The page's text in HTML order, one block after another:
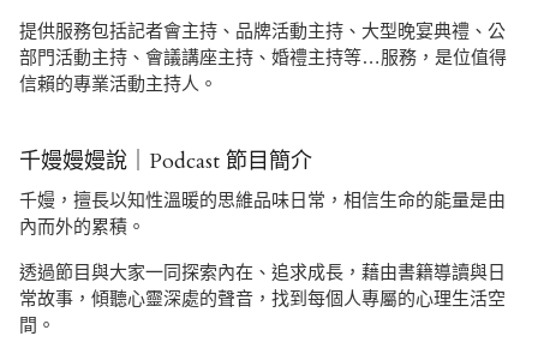
提供服務包括記者會主持、品牌活動主持、大型晚宴典禮、公
部門活動主持、會議講座主持、婚禮主持等…服務，是位值得
信賴的專業活動主持人。
千嫚嫚嫚說｜Podcast 節目簡介
千嫚，擅長以知性溫暖的思維品味日常，相信生命的能量是由
內而外的累積。
透過節目與大家一同探索內在、追求成長，藉由書籍導讀與日
常故事，傾聽心靈深處的聲音，找到每個人專屬的心理生活空
間。